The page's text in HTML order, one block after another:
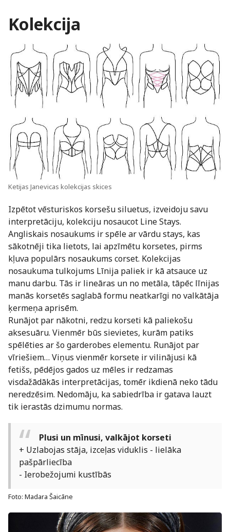
Kolekcija
Ketijas Janevicas kolekcijas skices
Izpētot vēsturiskos korsešu siluetus, izveidoju savu
interpretāciju, kolekciju nosaucot Line Stays.
Angliskais nosaukums ir spēle ar vārdu stays, kas
sākotnēji tika lietots, lai apzīmētu korsetes, pirms
kļuva populārs nosaukums corset. Kolekcijas
nosaukuma tulkojums Līnija paliek ir kā atsauce uz
manu darbu. Tās ir lineāras un no metāla, tāpēc līnijas
manās korsetēs saglabā formu neatkarīgi no valkātāja
ķermeņa aprisēm.
Runājot par nākotni, redzu korseti kā paliekošu
aksesuāru. Vienmēr būs sievietes, kurām patiks
spēlēties ar šo garderobes elementu. Runājot par
vīriešiem… Viņus vienmēr korsete ir vilinājusi kā
fetišs, pēdējos gados uz mēles ir redzamas
visdažādākās interpretācijas, tomēr ikdienā neko tādu
neredzēsim. Nedomāju, ka sabiedrība ir gatava lauzt
tik ierastās dzimumu normas.
Plusi un mīnusi, valkājot korseti
+ Uzlabojas stāja, izceļas viduklis - lielāka
pašpārliecība
- Ierobežojumi kustībās
Foto: Madara Šaicāne